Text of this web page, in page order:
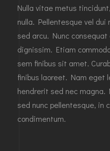
Nulla vitae metus
nulla. Pellentesque vel
sed arcu. Nunc
dignissim. Etiam
sem finibus sit amet.
finibus laoreet. Nam eget
hendrerit sed nec
sed nunc pellentesque, in
condimentum.